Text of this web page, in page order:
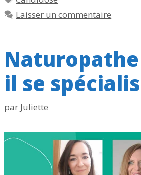
Laisser un commentaire
il se
par Juliette